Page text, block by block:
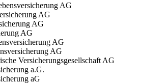
AG
AG
AG
AG
AG
AG
Versicherungsgesellschaft AG
a.G.
aG